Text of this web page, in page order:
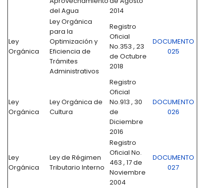
del Agua
2014
Ley
Orgánica
Ley Orgánica
para la
Optimización y
Eficiencia de
Trámites
Administrativos
Registro
Oficial
No.353 , 23
de Octubre
2018
DOCUMENTO
025
Ley
Orgánica
Ley Orgánica de
Cultura
Registro
Oficial
No.913 , 30
de
Diciembre
2016
DOCUMENTO
026
Ley
Orgánica
Ley de Régimen
Tributario Interno
Registro
Oficial No.
463 , 17 de
Noviembre
2004
DOCUMENTO
027